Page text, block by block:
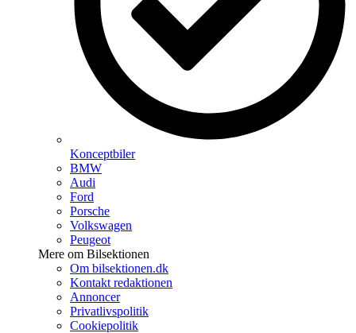
Konceptbiler
BMW
Audi
Ford
Porsche
Volkswagen
Peugeot
Mere om Bilsektionen
Om bilsektionen.dk
Kontakt redaktionen
Annoncer
Privatlivspolitik
Cookiepolitik